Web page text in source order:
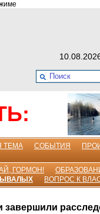
ТЕМА СОБЫТИЯ
ГОРМОН!
ВОПРОС К
завершили